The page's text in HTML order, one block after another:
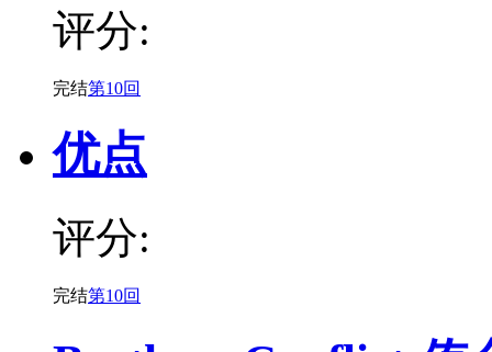
评分:
完结第10回
优点
评分:
完结第10回